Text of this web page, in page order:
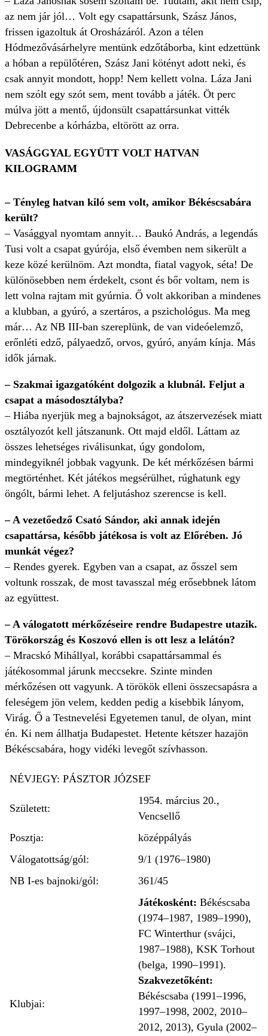
az nem jár jól… Volt egy csapattársunk, Szász János,
frissen igazoltuk át Orosházáról. Azon a télen
Hódmezővásárhelyre mentünk edzőtáborba, kint edzettünk
a hóban a repülőtéren, Szász Jani kötényt adott neki, és
csak annyit mondott, hopp! Nem kellett volna. Láza Jani
nem szólt egy szót sem, ment tovább a játék. Öt perc
múlva jött a mentő, újdonsült csapattársunkat vitték
Debrecenbe a kórházba, eltörött az orra.
VASÁGGYAL EGYÜTT VOLT HATVAN
KILOGRAMM
– Tényleg hatvan kiló sem volt, amikor Békéscsabára
került?
– Vasággyal nyomtam annyit… Baukó András, a legendás
Tusi volt a csapat gyúrója, első évemben nem sikerült a
keze közé kerülnöm. Azt mondta, fiatal vagyok, séta! De
különösebben nem érdekelt, csont és bőr voltam, nem is
lett volna rajtam mit gyúrnia. Ő volt akkoriban a mindenes
a klubban, a gyúró, a szertáros, a pszichológus. Ma meg
már… Az NB III-ban szereplünk, de van videóelemző,
erőnléti edző, pályaedző, orvos, gyúró, anyám kínja. Más
idők járnak.
– Szakmai igazgatóként dolgozik a klubnál. Feljut a
csapat a másodosztályba?
– Hiába nyerjük meg a bajnokságot, az átszervezések miatt
osztályozót kell játszanunk. Ott majd eldől. Láttam az
összes lehetséges riválisunkat, úgy gondolom,
mindegyiknél jobbak vagyunk. De két mérkőzésen bármi
megtörténhet. Két játékos megsérülhet, rúghatunk egy
öngólt, bármi lehet. A feljutáshoz szerencse is kell.
– A vezetőedző Csató Sándor, aki annak idején
csapattársa, később játékosa is volt az Előrében. Jó
munkát végez?
– Rendes gyerek. Egyben van a csapat, az ősszel sem
voltunk rosszak, de most tavasszal még erősebbnek látom
az együttest.
– A válogatott mérkőzéseire rendre Budapestre utazik.
Törökország és Koszovó ellen is ott lesz a lelátón?
– Mracskó Mihállyal, korábbi csapattársammal és
játékosommal járunk meccsekre. Szinte minden
mérkőzésen ott vagyunk. A törökök elleni összecsapásra a
feleségem jön velem, kedden pedig a kisebbik lányom,
Virág. Ő a Testnevelési Egyetemen tanul, de olyan, mint
én. Ki nem állhatja Budapestet. Hetente kétszer hazajön
Békéscsabára, hogy vidéki levegőt szívhasson.
NÉVJEGY: PÁSZTOR JÓZSEF
Született:
1954. március 20.,
Vencsellő
Posztja:
középpályás
Válogatottság/gól:
9/1 (1976–1980)
NB I-es bajnoki/gól:
361/45
Klubjai:
Játékosként: Békéscsaba
(1974–1987, 1989–1990),
FC Winterthur (svájci,
1987–1988), KSK Torhout
(belga, 1990–1991).
Szakvezetőként:
Békéscsaba (1991–1996,
1997–1998, 2002, 2010–
2012, 2013), Gyula (2002–